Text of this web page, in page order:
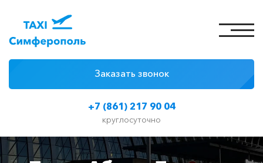
+7 (861) 217 90 04
круглосуточно
Заказать звонок
Цены на такси
Классы автомобилей